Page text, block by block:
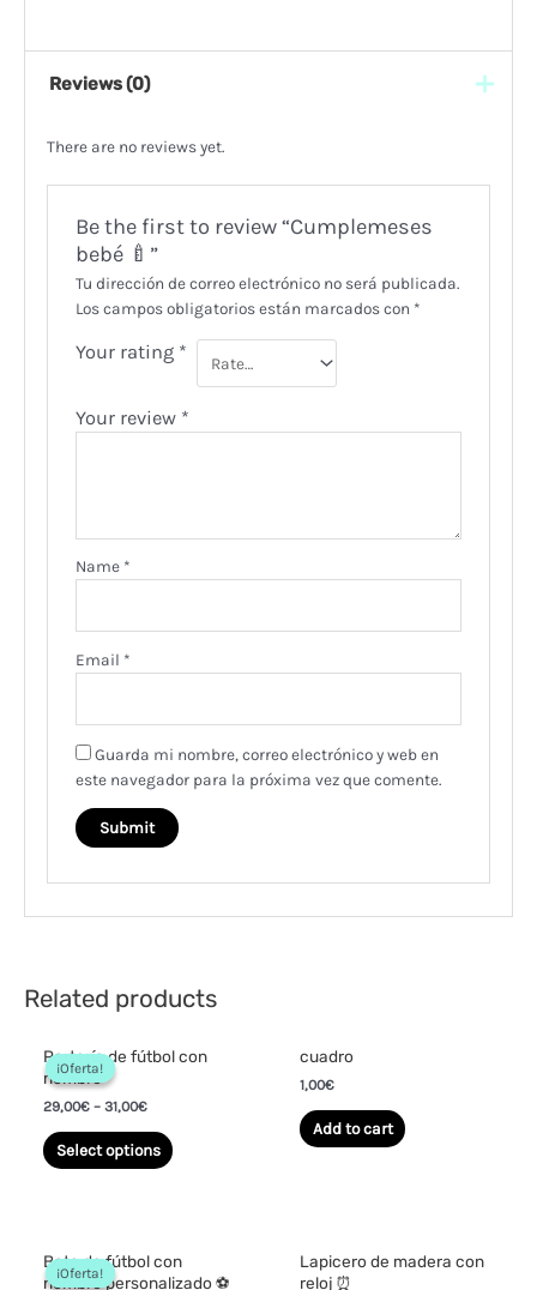
Reviews (0)
There are no reviews yet.
Be the first to review “Cumplemeses
bebé 🍼”
Tu dirección de correo electrónico no será publicada.
Los campos obligatorios están marcados con *
Your rating *
Your review *
Name *
Email *
Guarda mi nombre, correo electrónico y web en
este navegador para la próxima vez que comente.
Related products
¡Oferta!
¡Oferta!
Portería de fútbol con
nombre
29,00€ –31,00€
Select options
cuadro
1,00€
Add to cart
¡Oferta!
¡Oferta!
Bota de fútbol con
nombre personalizado ⚽
Lapicero de madera con
reloj ⏰